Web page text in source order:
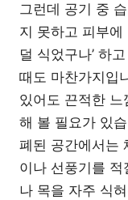
그런데 공기 중
지 못하고 피부에
덜 식었구나’ 하
때도 마찬가지입
있어도 끈적한
해 볼 필요가 있
폐된 공간에서는
이나 선풍기를 적
나 목을 자주 식